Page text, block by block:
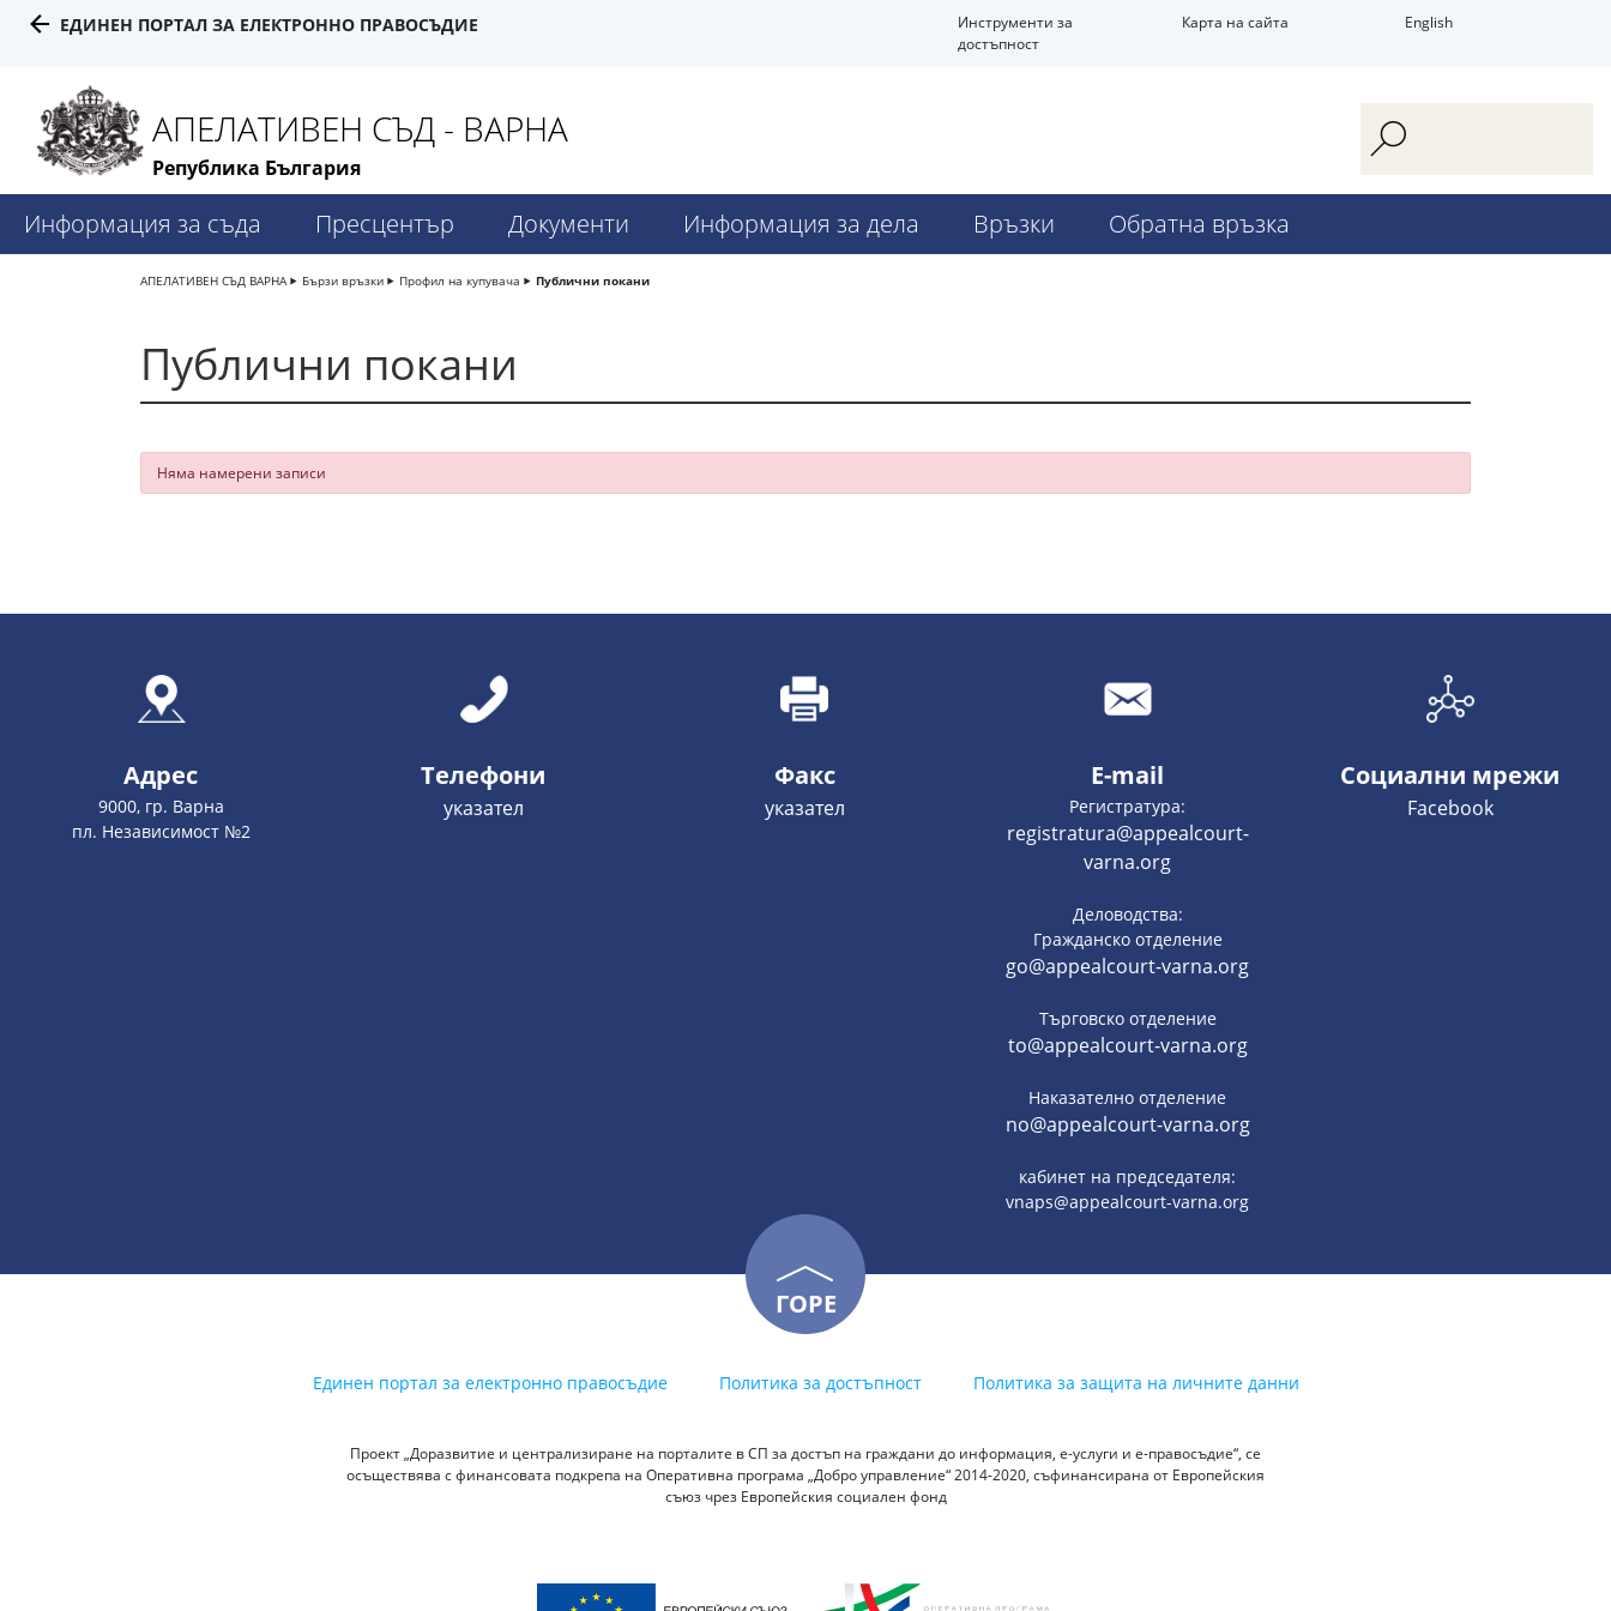
ЕДИНЕН ПОРТАЛ ЗА ЕЛЕКТРОННО ПРАВОСЪДИЕ
Инструменти за
достъпност
Карта на сайта English
АПЕЛАТИВЕН СЪД - ВАРНА
Република България
Информация за съда Пресцентър Документи Информация за дела Връзки Обратна връзка
АПЕЛАТИВЕН СЪД ВАРНА Бързи връзки Профил на купувача Публични покани
Публични покани
Няма намерени записи
Адрес
9000, гр. Варна
пл. Независимост №2
Телефони
указател
Факс
указател
E-mail
Регистратура:
registratura@appealcourt-
varna.org
Деловодства:
Гражданско отделение
go@appealcourt-varna.org
Търговско отделение
to@appealcourt-varna.org
Наказателно отделение
no@appealcourt-varna.org
кабинет на председателя:
vnaps@appealcourt-varna.org
Социални мрежи
Facebook
ГОРЕ
Единен портал за електронно правосъдие Политика за достъпност Политика за защита на личните данни
Проект „Доразвитие и централизиране на порталите в СП за достъп на граждани до информация, е-услуги и е-правосъдие“, се
осъществява с финансовата подкрепа на Оперативна програма „Добро управление“ 2014-2020, съфинансирана от Европейския
съюз чрез Европейския социален фонд